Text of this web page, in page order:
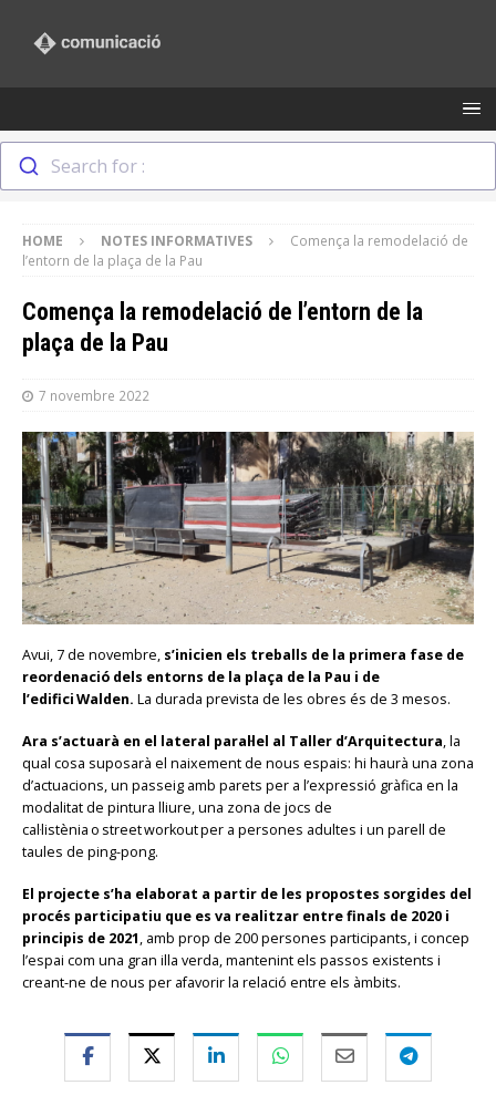
Search for :
HOME NOTES INFORMATIVES
Comença la remodelació de
l’entorn de la plaça de la Pau
Comença la remodelació de l’entorn de la
plaça de la Pau
7 novembre 2022
Avui, 7 de novembre, s’inicien els treballs de la primera fase de
reordenació dels entorns de la plaça de la Pau i de
l’edifici Walden. La durada prevista de les obres és de 3 mesos.
Ara s’actuarà en el lateral paral·lel al Taller d’Arquitectura, la
qual cosa suposarà el naixement de nous espais: hi haurà una zona
d’actuacions, un passeig amb parets per a l’expressió gràfica en la
modalitat de pintura lliure, una zona de jocs de
cal·listènia o street workout per a persones adultes i un parell de
taules de ping-pong.
El projecte s’ha elaborat a partir de les propostes sorgides del
procés participatiu que es va realitzar entre finals de 2020 i
principis de 2021, amb prop de 200 persones participants, i concep
l’espai com una gran illa verda, mantenint els passos existents i
creant-ne de nous per afavorir la relació entre els àmbits.